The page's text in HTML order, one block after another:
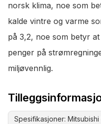
norsk klima, noe som
kalde vintre og varme
på 3,2, noe som betyr
penger på
miljøvennlig.
Spesifikasjoner: